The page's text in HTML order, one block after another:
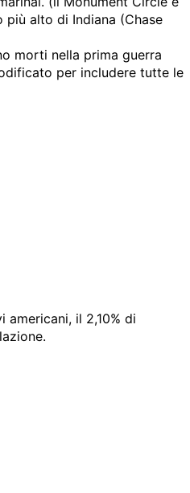
alto di Indiana (Chase
morti nella prima guerra
per includere tutte le
il 2,10% di